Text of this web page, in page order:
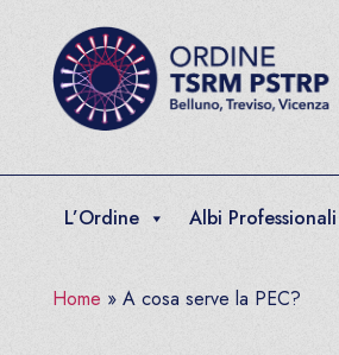
L’Ordine Albi Professionali
Home » A cosa serve la PEC?